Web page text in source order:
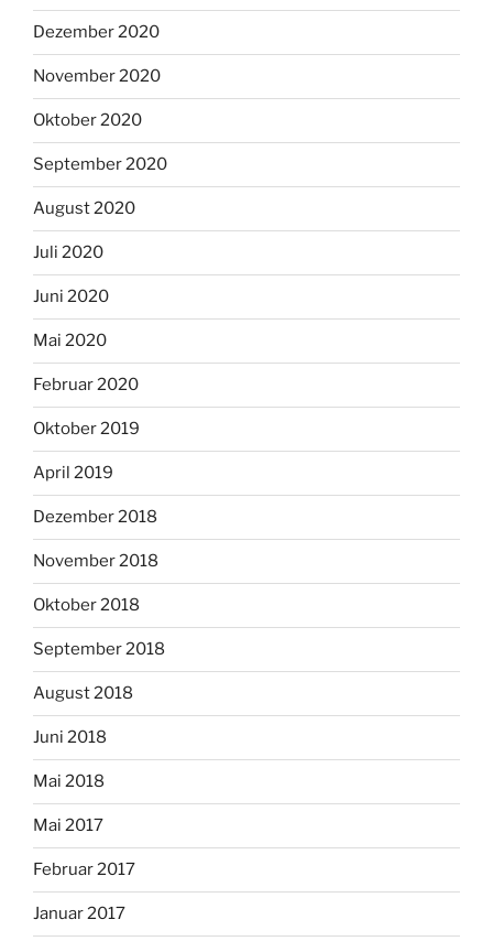
Dezember 2020
November 2020
Oktober 2020
September 2020
August 2020
Juli 2020
Juni 2020
Mai 2020
Februar 2020
Oktober 2019
April 2019
Dezember 2018
November 2018
Oktober 2018
September 2018
August 2018
Juni 2018
Mai 2018
Mai 2017
Februar 2017
Januar 2017